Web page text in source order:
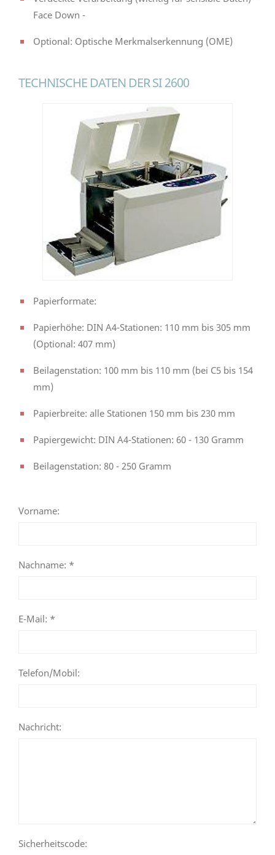
Face Down -
Optional: Optische Merkmalserkennung (OME)
TECHNISCHE DATEN DER SI 2600
Papierformate:
Papierhöhe: DIN A4-Stationen: 110 mm bis 305 mm
(Optional: 407 mm)
Beilagenstation: 100 mm bis 110 mm (bei C5 bis 154
mm)
Papierbreite: alle Stationen 150 mm bis 230 mm
Papiergewicht: DIN A4-Stationen: 60 - 130 Gramm
Beilagenstation: 80 - 250 Gramm
Vorname:
Nachname: *
E-Mail: *
Telefon/Mobil:
Nachricht:
Sicherheitscode: